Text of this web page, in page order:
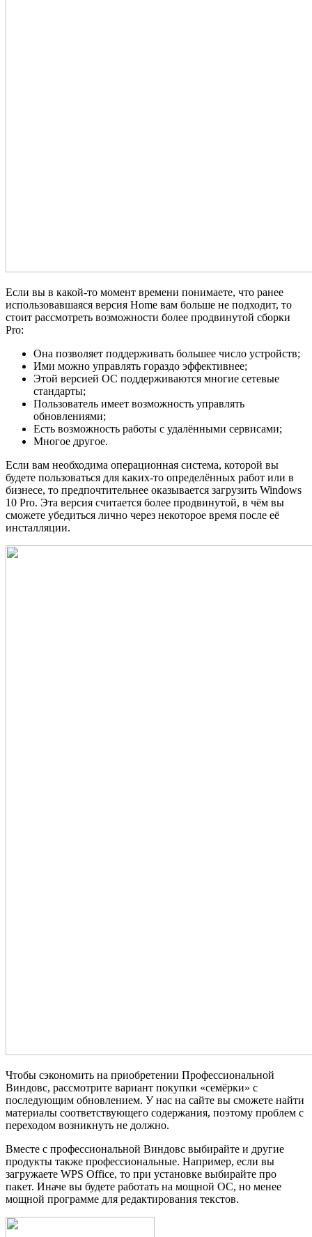
Если вы в какой-то момент времени понимаете, что ранее
использовавшаяся версия Home вам больше не подходит, то
стоит рассмотреть возможности более продвинутой сборки
Pro:
Она позволяет поддерживать большее число устройств;
Ими можно управлять гораздо эффективнее;
Этой версией ОС поддерживаются многие сетевые
стандарты;
Пользователь имеет возможность управлять
обновлениями;
Есть возможность работы с удалёнными сервисами;
Многое другое.
Если вам необходима операционная система, которой вы
будете пользоваться для каких-то определённых работ или в
бизнесе, то предпочтительнее оказывается загрузить Windows
10 Pro. Эта версия считается более продвинутой, в чём вы
сможете убедиться лично через некоторое время после её
инсталляции.
Чтобы сэкономить на приобретении Профессиональной
Виндовс, рассмотрите вариант покупки «семёрки» с
последующим обновлением. У нас на сайте вы сможете найти
материалы соответствующего содержания, поэтому проблем с
переходом возникнуть не должно.
Вместе с профессиональной Виндовс выбирайте и другие
продукты также профессиональные. Например, если вы
загружаете WPS Office, то при установке выбирайте про
пакет. Иначе вы будете работать на мощной ОС, но менее
мощной программе для редактирования текстов.